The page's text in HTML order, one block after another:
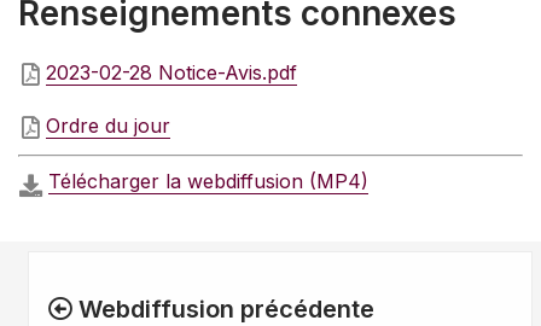
Renseignements connexes
2023-02-28 Notice-Avis.pdf
Ordre du jour
Télécharger la webdiffusion (MP4)
Webdiffusion précédente